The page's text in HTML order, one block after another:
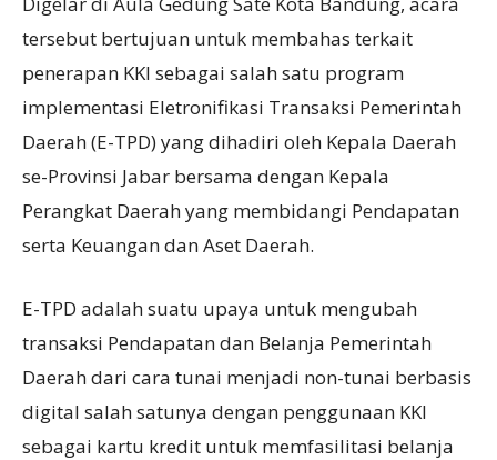
tersebut bertujuan untuk membahas terkait
penerapan KKI sebagai salah satu program
implementasi Eletronifikasi Transaksi Pemerintah
Daerah (E-TPD) yang dihadiri oleh Kepala Daerah
se-Provinsi Jabar bersama dengan Kepala
Perangkat Daerah yang membidangi Pendapatan
serta Keuangan dan Aset Daerah.
E-TPD adalah suatu upaya untuk mengubah
transaksi Pendapatan dan Belanja Pemerintah
Daerah dari cara tunai menjadi non-tunai berbasis
digital salah satunya dengan penggunaan KKI
sebagai kartu kredit untuk memfasilitasi belanja